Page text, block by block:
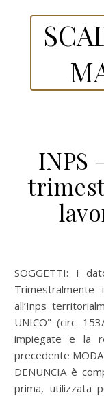
INPS
SOGGETTI: I datori di lavoro agricoli ADEMPIMENTO:
all’Inps
UNICO" (circ.
impiegate e la
precedente
DENUNCIA è
prima, utilizzata